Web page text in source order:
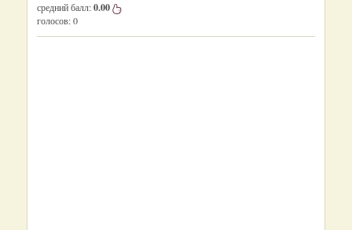
средний балл:0.00
голосов:0